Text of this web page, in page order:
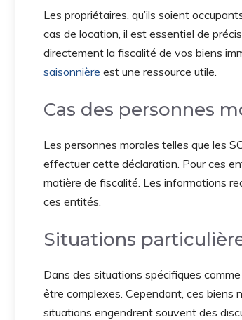
Les propriétaires, qu’ils soient
cas de location, il est essentiel de
directement la fiscalité de vos biens
saisonnière est une ressource utile.
Cas des personnes
Les personnes morales telles que les
effectuer cette déclaration. Pour ces
matière de fiscalité. Les informations
ces entités.
Situations
Dans des situations spécifiques
être complexes. Cependant, ces biens
situations engendrent souvent des